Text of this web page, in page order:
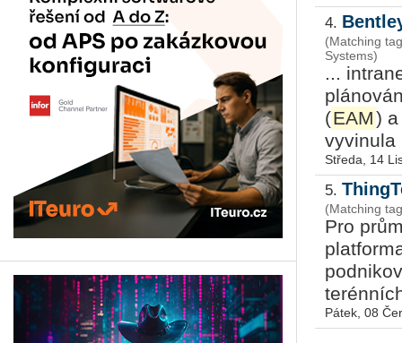
4.
(Matching
Systems)
...
(EAM)
vyvinula
Středa, 14
5.
(Matching
Pro
Pátek, 08